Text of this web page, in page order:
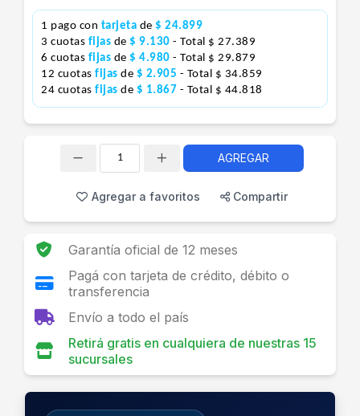
1 pago con tarjeta de $ 24.899
3 cuotas fijas de $ 9.130 - Total $ 27.389
6 cuotas fijas de $ 4.980 - Total $ 29.879
12 cuotas fijas de $ 2.905 - Total $ 34.859
24 cuotas fijas de $ 1.867 - Total $ 44.818
AGREGAR
Agregar a favoritos Compartir
Garantía oficial de 12 meses
Pagá con tarjeta de crédito, débito o
transferencia
Envío a todo el país
Retirá gratis en cualquiera de nuestras 15
sucursales